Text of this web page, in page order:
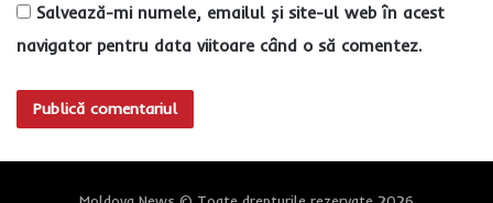
Salvează-mi numele, emailul și site-ul web în acest
navigator pentru data viitoare când o să comentez.